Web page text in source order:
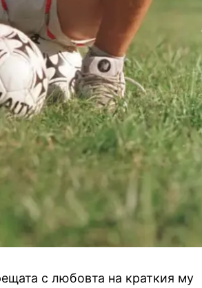
с любовта на краткия му